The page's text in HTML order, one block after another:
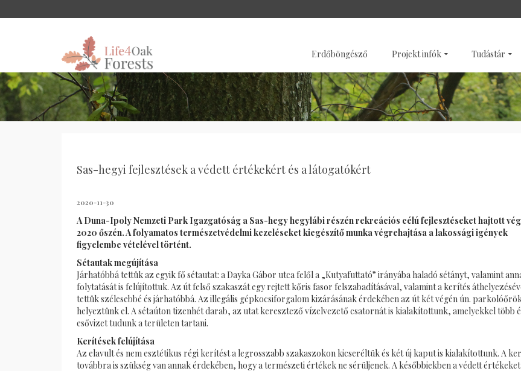
Erdőböngésző Projekt infók Tudástár
Sas-hegyi fejlesztések a védett értékekért és a látogatókért
2020-11-30
A Duna-Ipoly Nemzeti Park Igazgatóság a Sas-hegy hegylábi részén rekreációs célú fejlesztéseket hajtott
2020 őszén. A folyamatos természetvédelmi kezeléseket kiegészítő munka végrehajtása a lakossági igények
figyelembe vételével történt.
Sétautak megújítása
Járhatóbbá tettük az egyik fő sétautat: a Dayka Gábor utca felől a „Kutyafuttató” irányába haladó sétányt, valamint
folytatását is felújítottuk. Az út felső szakaszát egy rejtett kőris fasor felszabadításával, valamint a kerítés
tettük szélesebbé és járhatóbbá. Az illegális gépkocsiforgalom kizárásának érdekében az út két végén ún.
helyeztünk el. A sétaúton tizenhét darab, az utat keresztező vízelvezető csatornát is kialakítottunk, amelyekkel több
esővizet tudunk a területen tartani.
Kerítések felújítása
Az elavult és nem esztétikus régi kerítést a legrosszabb szakaszokon kicseréltük és két új kaput is kialakítottunk. A
továbbra is szükség van annak érdekében, hogy a természeti értékek ne sérüljenek. A későbbiekben a védett